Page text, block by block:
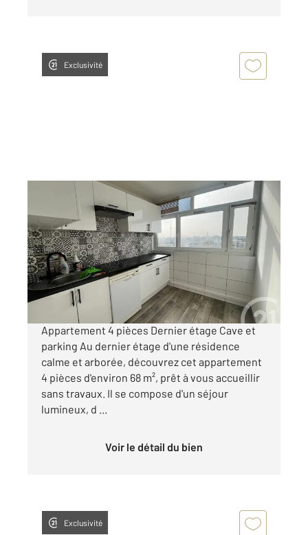
Exclusivité
EVRY 91
67,50 m
2
, 4 pièces
Ref : 5314
Appartement F4 à vendre
119 000 €
Visiter le site dédié
Appartement 4 pièces Dernier étage Cave et
parking Au dernier étage d'une résidence
calme et arborée, découvrez cet appartement
4 pièces d'environ 68 m², prêt à vous accueillir
sans travaux. Il se compose d'un séjour
lumineux, d ...
Voir le détail du bien
Exclusivité